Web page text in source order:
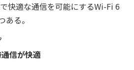
快適な通信を可能にするWi-Fi 6
る。
信が快適